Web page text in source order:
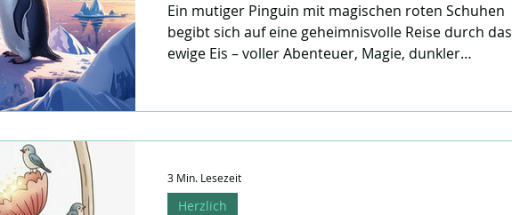
Ein mutiger Pinguin mit magischen roten Schuhen
begibt sich auf eine geheimnisvolle Reise durch das
ewige Eis – voller Abenteuer, Magie, dunkler
Herzlich
3 Min. Lesezeit